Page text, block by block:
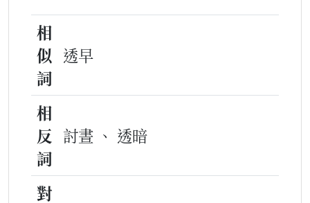
相
似
詞
透早
相
反
詞
討晝 、 透暗
對